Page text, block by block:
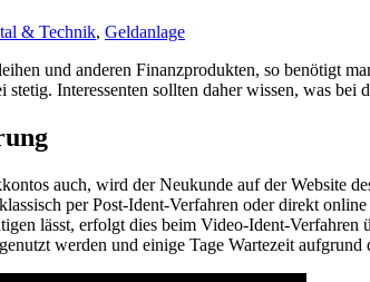
& Technik, Geldanlage
und anderen Finanzprodukten, so benötigt
Interessenten sollten daher wissen, was bei
auch, wird der Neukunde auf der Website
per Post-Ident-Verfahren oder direkt
lässt, erfolgt dies beim Video-Ident-
werden und einige Tage Wartezeit aufgrund